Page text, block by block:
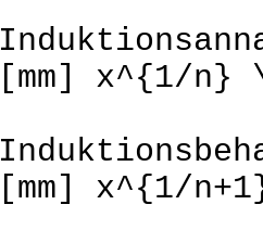
[mm] x^{1/
[mm] x^{1/